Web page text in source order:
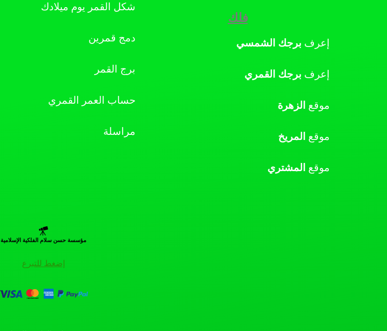
فلك
إعرف برجك الشمسي
إعرف برجك القمري
موقع الزهرة
موقع المريخ
موقع المشتري
شكل القمر يوم ميلادك
دمج قمرين
برج القمر
حساب العمر القمري
مراسلة
مؤسسة حسن سلام الفلكية الإسلامية
إضغط للتبرع